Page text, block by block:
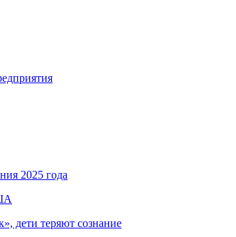
2025 года
дети теряют сознание